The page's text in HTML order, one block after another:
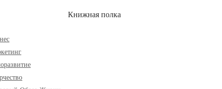
Книжная полка